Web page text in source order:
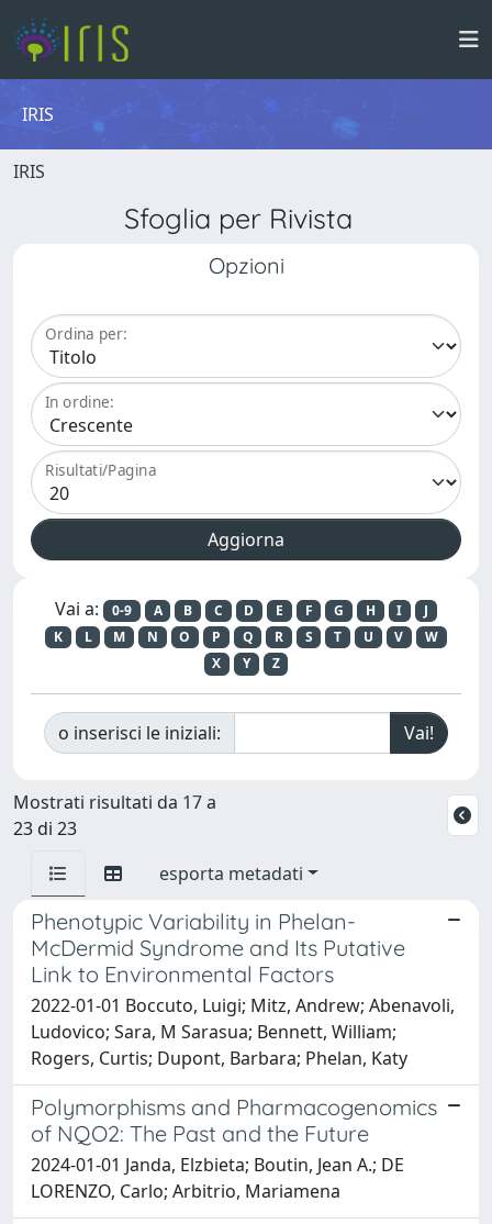
IRIS
IRIS
Sfoglia per Rivista
Opzioni
Ordina per:
In ordine:
Risultati/Pagina
Vai a: 0-9 A B C D E F G H I
J
K
L M N O P Q R S T U V
W
X
Y Z
o inserisci le iniziali:
Mostrati risultati da 17 a
23 di 23
esporta metadati
Phenotypic Variability in Phelan-
McDermid Syndrome and Its Putative
Link to Environmental Factors
2022-01-01 Boccuto, Luigi; Mitz, Andrew; Abenavoli,
Ludovico; Sara, M Sarasua; Bennett, William;
Rogers, Curtis; Dupont, Barbara; Phelan, Katy
Polymorphisms and Pharmacogenomics
of NQO2: The Past and the Future
2024-01-01 Janda, Elzbieta; Boutin, Jean A.; DE
LORENZO, Carlo; Arbitrio, Mariamena